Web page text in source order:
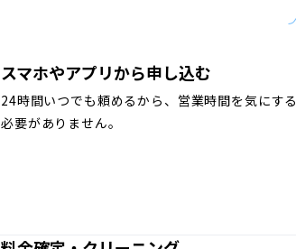
スマホやアプリから申し込む
24時間いつでも頼めるから、営業時間を気にする
必要がありません。